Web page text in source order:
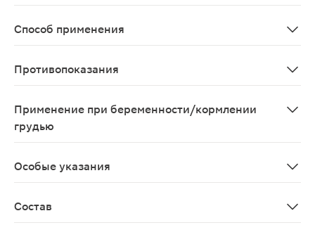
Способ применения
Противопоказания
Применение при беременности/кормлении
грудью
Особые указания
Состав